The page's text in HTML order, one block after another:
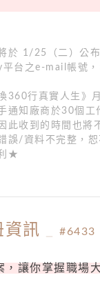
於 1/25（二）公布
台之e-mail帳號
360行真實人生》
知廠商於30個工
收到的時間也將
/資料不完整，恕
★
資訊 #6433
，讓你掌握職場